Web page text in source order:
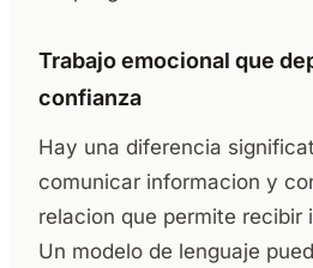
Trabajo emocional que
confianza
Hay una diferencia
comunicar informacion y
relacion que permite recibir
Un modelo de lenguaje